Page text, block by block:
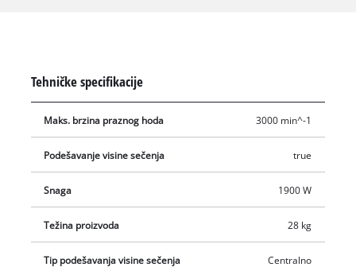
vreme da ispraznite korpu. GC-PM 46 se preporučuje za
Tehničke specifikacije
Maks. brzina praznog hoda 3000 min^-1
Podešavanje visine sečenja true
Snaga 1900 W
Težina proizvoda 28 kg
Tip podešavanja visine sečenja Centralno